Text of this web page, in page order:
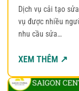
Dịch vụ cải tạo
vụ được nhiều
nhu cầu sửa…
XEM THÊM ↗